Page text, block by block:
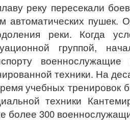
реку пересекали
автоматических
реки. Когда
группой,
техники. На
учебных тренировок
техники
более 300